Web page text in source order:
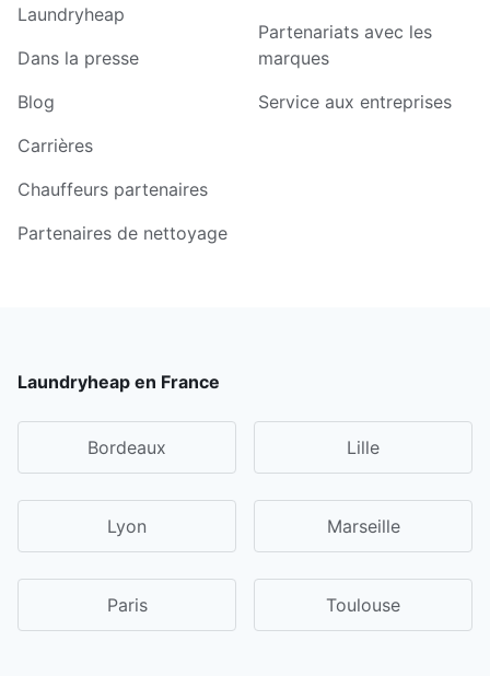
Laundryheap
Dans la presse
Blog
Carrières
Chauffeurs partenaires
Partenaires de nettoyage
Partenariats avec les
marques
Service aux entreprises
Laundryheap en France
Bordeaux Lille
Lyon Marseille
Paris Toulouse